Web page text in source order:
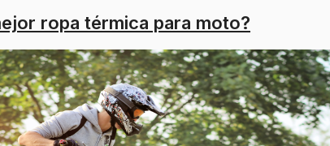
ropa térmica para moto?